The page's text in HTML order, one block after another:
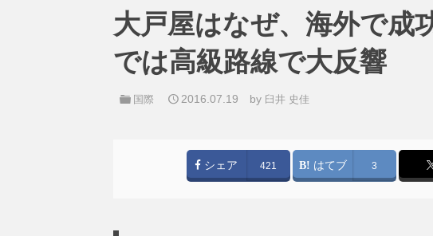
大戸屋はなぜ、海外で成
では高級路線で大反響
国際 2016.07.19 by 臼井 史佳
シェア 421 はてブ 3